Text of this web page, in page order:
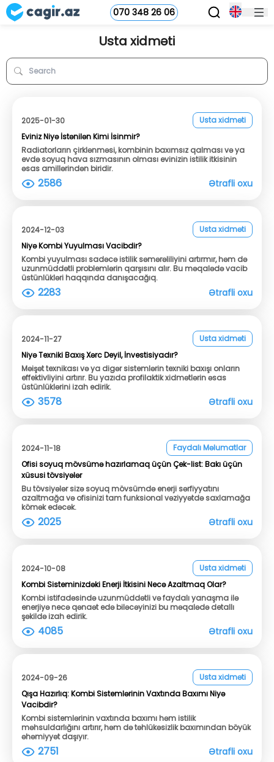
070 348 26 06
Usta xidməti
2025-01-30
Usta xidməti
Eviniz Niyə İstənilən Kimi İsinmir?
Radiatorların çirklənməsi, kombinin baxımsız qalması və ya
evdə soyuq hava sızmasının olması evinizin istilik itkisinin
əsas amillərindən biridir.
2586 Ətrafli oxu
2024-12-03
Usta xidməti
Niyə Kombi Yuyulması Vacibdir?
Kombi yuyulması sadəcə istilik səmərəliliyini artırmır, həm də
uzunmüddətli problemlərin qarşısını alır. Bu məqalədə vacib
üstünlükləri haqqında danışacağıq.
2283 Ətrafli oxu
2024-11-27
Usta xidməti
Niyə Texniki Baxış Xərc Deyil, İnvestisiyadır?
Məişət texnikası və ya digər sistemlərin texniki baxışı onların
effektivliyini artırır. Bu yazıda profilaktik xidmətlərin əsas
üstünlüklərini izah edirik.
3578 Ətrafli oxu
2024-11-18
Faydalı Məlumatlar
Ofisi soyuq mövsümə hazırlamaq üçün Çek-list: Bakı üçün
xüsusi tövsiyələr
Bu tövsiyələr sizə soyuq mövsümdə enerji sərfiyyatını
azaltmağa və ofisinizi tam funksional vəziyyətdə saxlamağa
kömək edəcək.
2025 Ətrafli oxu
2024-10-08
Usta xidməti
Kombi Sisteminizdəki Enerji İtkisini Necə Azaltmaq Olar?
Kombi istifadəsində uzunmüddətli və faydalı yanaşma ilə
enerjiyə necə qənaət edə biləcəyinizi bu məqalədə detallı
şəkildə izah edirik.
4085 Ətrafli oxu
2024-09-26
Usta xidməti
Qışa Hazırlıq: Kombi Sistemlərinin Vaxtında Baxımı Niyə
Vacibdir?
Kombi sistemlərinin vaxtında baxımı həm istilik
məhsuldarlığını artırır, həm də təhlükəsizlik baxımından böyük
əhəmiyyət daşıyır.
2751 Ətrafli oxu